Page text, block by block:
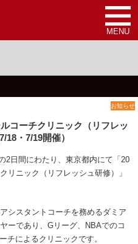
MENU
お知らせ
コーチクリニック（リフレッ
・7/19開催）
2日間にわたり、東京都内にて「20
リニック（リフレッシュ研修）」
シスタントコーチを務めるダミア
ーであり、Gリーグ、NBAでのコ
チによるクリニックです。